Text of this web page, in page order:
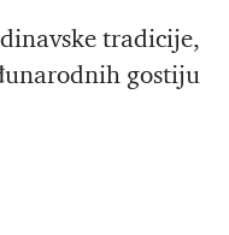
tradicije,
gostiju